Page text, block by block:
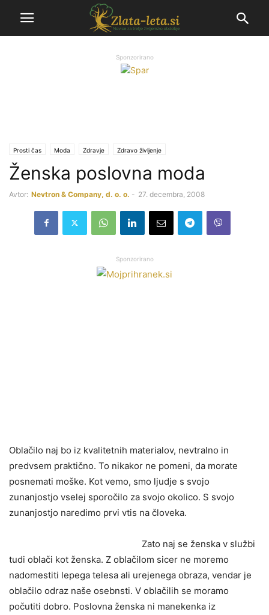
Sponzorirano
Prosti čas Moda Zdravje Zdravo življenje
Ženska poslovna moda
Avtor: Nevtron & Company, d. o. o. - 27. decembra, 2008
Sponzorirano
Oblačilo naj bo iz kvalitetnih materialov, nevtralno in
predvsem praktično. To nikakor ne pomeni, da morate
posnemati moške. Kot vemo, smo ljudje s svojo
zunanjostjo vselej sporočilo za svojo okolico. S svojo
zunanjostjo naredimo prvi vtis na človeka.
Zato naj se ženska v službi
tudi oblači kot ženska. Z oblačilom sicer ne moremo
nadomestiti lepega telesa ali urejenega obraza, vendar je
oblačilo odraz naše osebnsti. V oblačilih se moramo
počutiti dobro. Poslovna ženska ni manekenka iz